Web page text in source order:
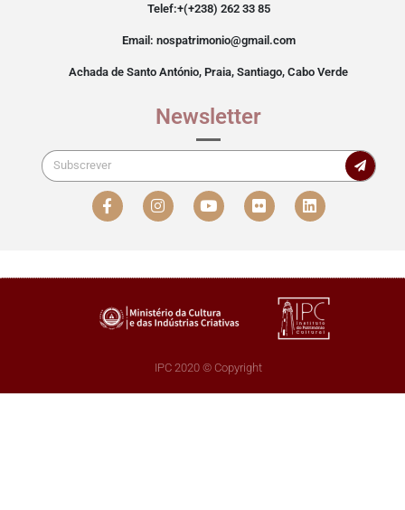
Telef:+(+238) 262 33 85
Email: nospatrimonio@gmail.com
Achada de Santo António, Praia, Santiago, Cabo Verde
Newsletter
IPC 2020 © Copyright